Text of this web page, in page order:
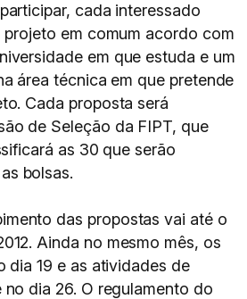
cada interessado
projeto em comum acordo com
em que estuda e um
área técnica em que pretende
Cada proposta será
de Seleção da FIPT, que
as 30 que serão
bolsas.
das propostas vai até o
Ainda no mesmo mês, os
dia 19 e as atividades de
dia 26. O regulamento do